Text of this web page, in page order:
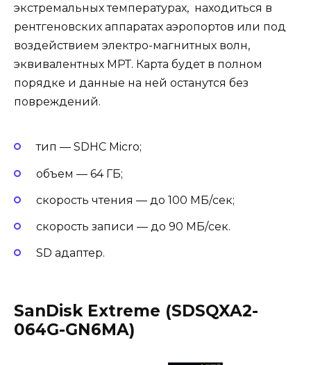
экстремальных температурах, находиться в
рентгеновских аппаратах аэропортов или под
воздействием электро-магнитных волн,
эквивалентных МРТ. Карта будет в полном
порядке и данные на ней останутся без
повреждений.
тип — SDHC Micro;
объем — 64 ГБ;
скорость чтения — до 100 МБ/сек;
скорость записи — до 90 МБ/сек.
SD адаптер.
SanDisk Extreme (SDSQXA2-
064G-GN6MA)